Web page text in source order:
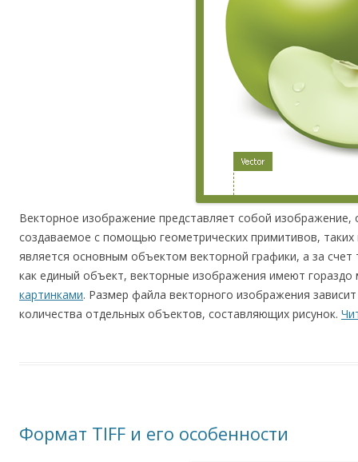
Векторное изображение представляет собой
создаваемое с помощью геометрических примитивов, таких
является основным объектом векторной графики, а за
как единый объект, векторные изображения имеют
картинками. Размер файла векторного изображения
количества отдельных объектов, составляющих рисунок.
Формат TIFF и его особенности